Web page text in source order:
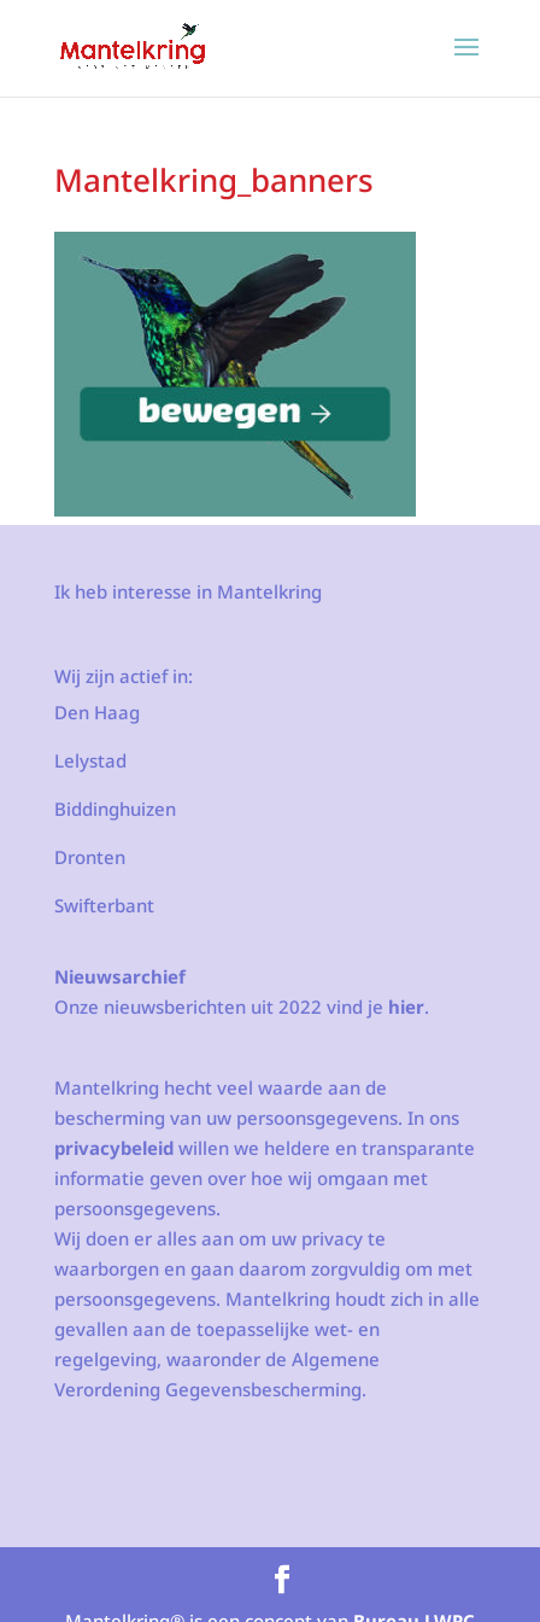
Mantelkring_banners
Ik heb interesse in Mantelkring
Wij zijn actief in:
Den Haag
Lelystad
Biddinghuizen
Dronten
Swifterbant
Nieuwsarchief
Onze nieuwsberichten uit 2022 vind je hier.
Mantelkring hecht veel waarde aan de
bescherming van uw persoonsgegevens. In ons
privacybeleidwillen we heldere en transparante
informatie geven over hoe wij omgaan met
persoonsgegevens.
Wij doen er alles aan om uw privacy te
waarborgen en gaan daarom zorgvuldig om met
persoonsgegevens. Mantelkring houdt zich in alle
gevallen aan de toepasselijke wet- en
regelgeving, waaronder de Algemene
Verordening Gegevensbescherming.